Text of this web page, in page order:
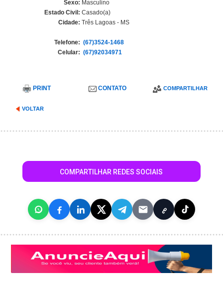
Sexo: Masculino
Estado Civil: Casado(a)
Cidade: Três Lagoas - MS
Telefone: (67)3524-1468
Celular: (67)92034971
PRINT CONTATO COMPARTILHAR
VOLTAR
COMPARTILHAR REDES SOCIAIS